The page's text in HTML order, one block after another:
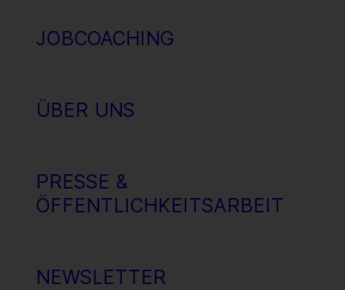
JOBCOACHING
ÜBER UNS
PRESSE &
ÖFFENTLICHKEITSARBEIT
NEWSLETTER